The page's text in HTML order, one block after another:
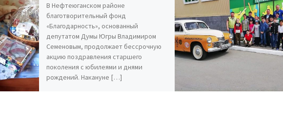
В Нефтеюганском районе
благотворительный фонд
«Благодарность», основанный
депутатом Думы Югры Владимиром
Семеновым, продолжает бессрочную
акцию поздравления старшего
поколения с юбилеями и днями
рождений. Накануне […]